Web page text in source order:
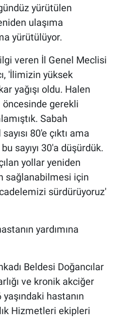
yürütülen
ulaşıma
yürütülüyor.
veren İl Genel Meclisi
'İlimizin yüksek
yağışı oldu. Halen
öncesinde gerekli
Sabah
80'e çıktı ama
sayıyı 30'a düşürdük.
yollar yeniden
sağlanabilmesi için
sürdürüyoruz'
yardımına
Beldesi Doğancılar
ve kronik akciğer
yaşındaki hastanın
Hizmetleri ekipleri